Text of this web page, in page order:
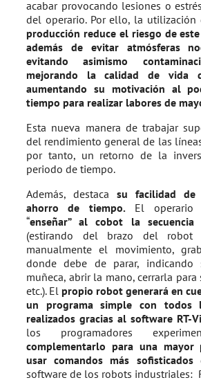
acabar provocando lesiones o
del operario. Por ello, la
producción reduce el riesgo de
además de evitar atmósferas
evitando asimismo
mejorando la calidad de vida
aumentando su motivación al
tiempo para realizar labores de
Esta nueva manera de trabajar
del rendimiento general de las
por tanto, un retorno de la
periodo de tiempo.
Además, destaca su facilidad de
ahorro de tiempo.El operario
“enseñar” al cobot la secuencia
(estirando del brazo del robot
manualmente el movimiento,
donde debe de parar,
muñeca, abrir la mano, cerrarla
etc.). El propio robot generará en
un programa simple con todos
realizados gracias al software RT-
los programadores
complementarlo para una mayor
usar comandos más sofisticados
software de los robots industriales: